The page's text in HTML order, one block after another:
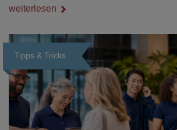
weiterlesen
Tipps & Tricks
Loading...